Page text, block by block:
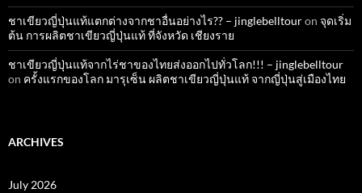
ชาเขียวญี่ปุ่นแท้แตกต่างจากชาอื่นอย่างไร?? – jinglebelltouron จุดเริ่ม
ต้น การผลิตชาเขียวญี่ปุ่นแท้ ที่จังหวัด เชียงราย
ชาเขียวญี่ปุ่นแท้จากไร่ชาของไทยส่งออกไปทั่วโลก!!! – jinglebelltour
on ครั้งแรกของโลก มารุเซ็น ผลิตชาเขียวญี่ปุ่นแท้ จากญี่ปุ่นสู่เมืองไทย
ARCHIVES
July 2026